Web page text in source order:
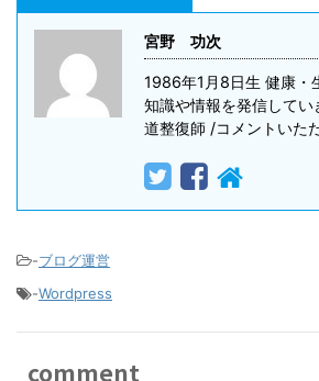
宮野 功次
1986年1月8日生 健康・
知識や情報を発信して
道整復師 /コメントいた
-ブログ運営
-Wordpress
comment